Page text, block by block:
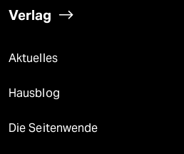
Verlag
Aktuelles
Hausblog
Die Seitenwende